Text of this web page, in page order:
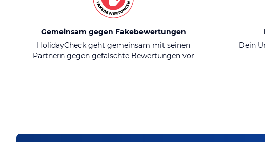
Gemeinsam gegen Fakebewertungen
HolidayCheck geht gemeinsam mit seinen
Partnern gegen gefälschte Bewertungen vor
Dein